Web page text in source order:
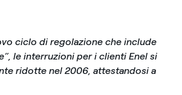
ciclo di regolazione che include
le interruzioni per i clienti Enel si
ridotte nel 2006, attestandosi a